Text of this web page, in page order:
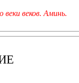
веков. Аминь.